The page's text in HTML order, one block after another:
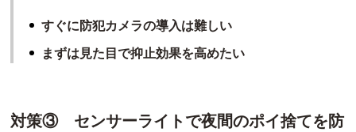
すぐに防犯カメラの導入は難しい
まずは見た目で抑止効果を高めたい
対策③ センサーライトで夜間のポイ捨てを防